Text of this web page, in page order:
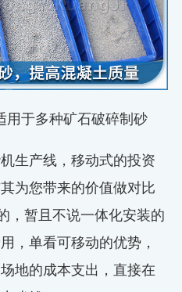
用于多种矿石破碎制砂
产线，移动式的投资
为您带来的价值做对比
，暂且不说一体化安装的
，单看可移动的优势，
地的成本支出，直接在